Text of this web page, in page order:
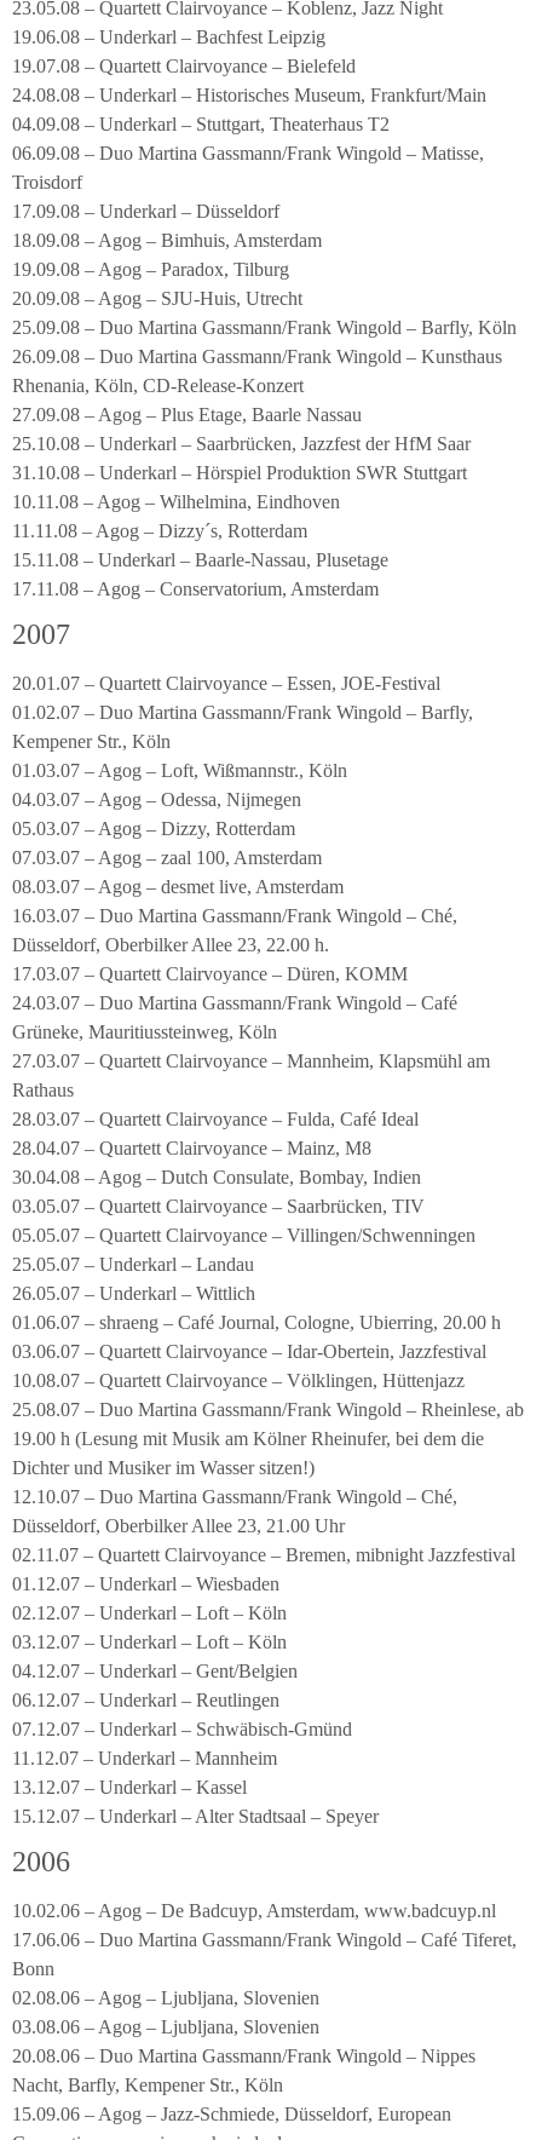
23.05.08 – Quartett Clairvoyance – Koblenz, Jazz Night
19.06.08 – Underkarl – Bachfest Leipzig
19.07.08 – Quartett Clairvoyance – Bielefeld
24.08.08 – Underkarl – Historisches Museum, Frankfurt/Main
04.09.08 – Underkarl – Stuttgart, Theaterhaus T2
06.09.08 – Duo Martina Gassmann/Frank Wingold – Matisse,
Troisdorf
17.09.08 – Underkarl – Düsseldorf
18.09.08 – Agog – Bimhuis, Amsterdam
19.09.08 – Agog – Paradox, Tilburg
20.09.08 – Agog – SJU-Huis, Utrecht
25.09.08 – Duo Martina Gassmann/Frank Wingold – Barfly, Köln
26.09.08 – Duo Martina Gassmann/Frank Wingold – Kunsthaus
Rhenania, Köln, CD-Release-Konzert
27.09.08 – Agog – Plus Etage, Baarle Nassau
25.10.08 – Underkarl – Saarbrücken, Jazzfest der HfM Saar
31.10.08 – Underkarl – Hörspiel Produktion SWR Stuttgart
10.11.08 – Agog – Wilhelmina, Eindhoven
11.11.08 – Agog – Dizzy´s, Rotterdam
15.11.08 – Underkarl – Baarle-Nassau, Plusetage
17.11.08 – Agog – Conservatorium, Amsterdam
2007
20.01.07 – Quartett Clairvoyance – Essen, JOE-Festival
01.02.07 – Duo Martina Gassmann/Frank Wingold – Barfly,
Kempener Str., Köln
01.03.07 – Agog – Loft, Wißmannstr., Köln
04.03.07 – Agog – Odessa, Nijmegen
05.03.07 – Agog – Dizzy, Rotterdam
07.03.07 – Agog – zaal 100, Amsterdam
08.03.07 – Agog – desmet live, Amsterdam
16.03.07 – Duo Martina Gassmann/Frank Wingold – Ché,
Düsseldorf, Oberbilker Allee 23, 22.00 h.
17.03.07 – Quartett Clairvoyance – Düren, KOMM
24.03.07 – Duo Martina Gassmann/Frank Wingold – Café
Grüneke, Mauritiussteinweg, Köln
27.03.07 – Quartett Clairvoyance – Mannheim, Klapsmühl am
Rathaus
28.03.07 – Quartett Clairvoyance – Fulda, Café Ideal
28.04.07 – Quartett Clairvoyance – Mainz, M8
30.04.08 – Agog – Dutch Consulate, Bombay, Indien
03.05.07 – Quartett Clairvoyance – Saarbrücken, TIV
05.05.07 – Quartett Clairvoyance – Villingen/Schwenningen
25.05.07 – Underkarl – Landau
26.05.07 – Underkarl – Wittlich
01.06.07 – shraeng – Café Journal, Cologne, Ubierring, 20.00 h
03.06.07 – Quartett Clairvoyance – Idar-Obertein, Jazzfestival
10.08.07 – Quartett Clairvoyance – Völklingen, Hüttenjazz
25.08.07 – Duo Martina Gassmann/Frank Wingold – Rheinlese, ab
19.00 h (Lesung mit Musik am Kölner Rheinufer, bei dem die
Dichter und Musiker im Wasser sitzen!)
12.10.07 – Duo Martina Gassmann/Frank Wingold – Ché,
Düsseldorf, Oberbilker Allee 23, 21.00 Uhr
02.11.07 – Quartett Clairvoyance – Bremen, mibnight Jazzfestival
01.12.07 – Underkarl – Wiesbaden
02.12.07 – Underkarl – Loft – Köln
03.12.07 – Underkarl – Loft – Köln
04.12.07 – Underkarl – Gent/Belgien
06.12.07 – Underkarl – Reutlingen
07.12.07 – Underkarl – Schwäbisch-Gmünd
11.12.07 – Underkarl – Mannheim
13.12.07 – Underkarl – Kassel
15.12.07 – Underkarl – Alter Stadtsaal – Speyer
2006
10.02.06 – Agog – De Badcuyp, Amsterdam, www.badcuyp.nl
17.06.06 – Duo Martina Gassmann/Frank Wingold – Café Tiferet,
Bonn
02.08.06 – Agog – Ljubljana, Slovenien
03.08.06 – Agog – Ljubljana, Slovenien
20.08.06 – Duo Martina Gassmann/Frank Wingold – Nippes
Nacht, Barfly, Kempener Str., Köln
15.09.06 – Agog – Jazz-Schmiede, Düsseldorf, European